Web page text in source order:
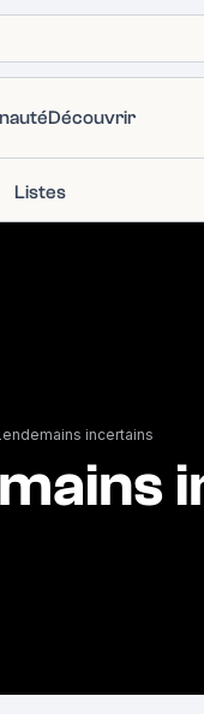
Découvrir
Listes
incertains